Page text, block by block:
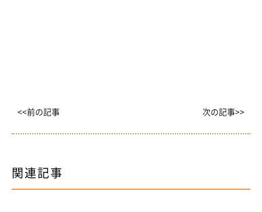
<<前の記事 次の記事>>
関連記事